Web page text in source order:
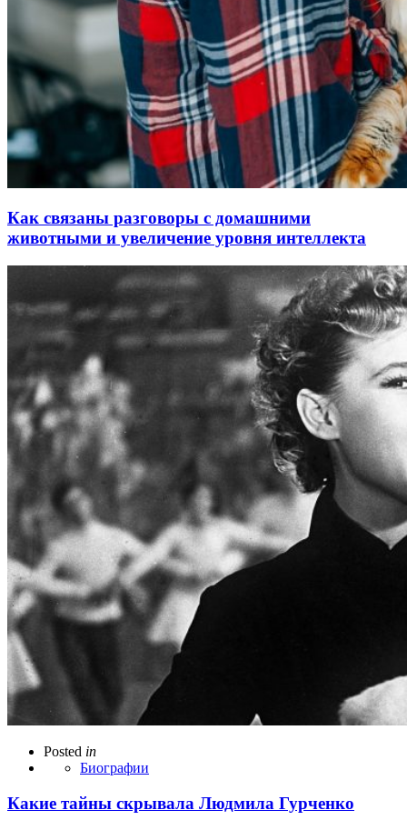
Как связаны разговоры с домашними
животными и увеличение уровня интеллекта
Posted in
Биографии
Какие тайны скрывала Людмила Гурченко